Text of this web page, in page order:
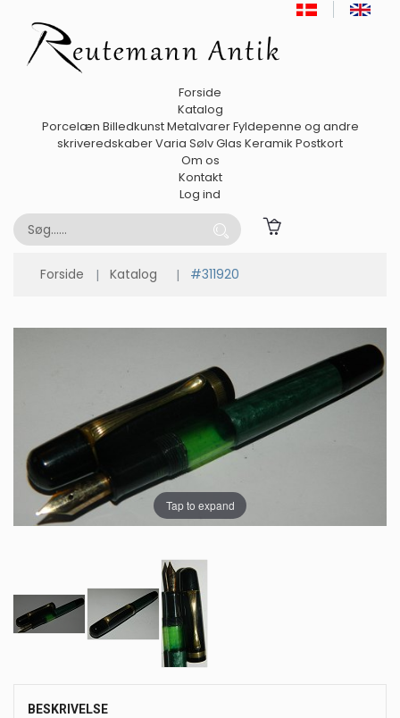
Forside
Katalog
Porcelæn BilledkunstMetalvarerFyldepenne og andre
skriveredskaberVaria SølvGlas Keramik Postkort
Om os
Kontakt
Log ind
Forside Katalog #311920
Tap to expand
BESKRIVELSE